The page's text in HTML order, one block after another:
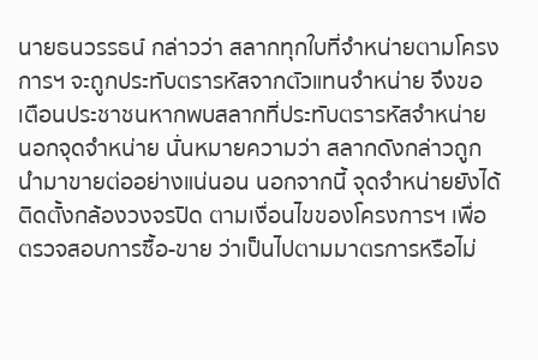
หวยหุ้นรัสเซีย
หวยหุ้นอินเดีย
หวยหุ้นดาวโจนส์
นายธนวรรธน์ กล่าวว่า สลากทุกใบที่จำหน่ายตามโครง
การฯ จะถูกประทับตรารหัสจากตัวแทนจำหน่าย จึงขอ
เตือนประชาชนหากพบสลากที่ประทับตรารหัสจำหน่าย
นอกจุดจำหน่าย นั่นหมายความว่า สลากดังกล่าวถูก
นำมาขายต่ออย่างแน่นอน นอกจากนี้ จุดจำหน่ายยังได้
ติดตั้งกล้องวงจรปิด ตามเงื่อนไขของโครงการฯ เพื่อ
ตรวจสอบการซื้อ-ขาย ว่าเป็นไปตามมาตรการหรือไม่